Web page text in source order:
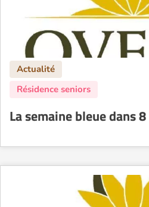
La semaine bleue dans